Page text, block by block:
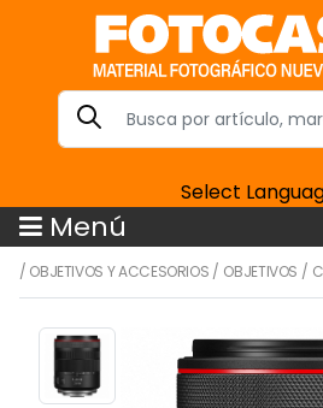
Select
Menú
/ OBJETIVOS Y ACCESORIOS / OBJETIVOS /